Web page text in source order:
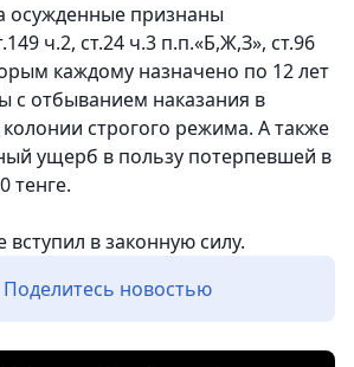
осужденные признаны
ч.2, ст.24 ч.3 п.п.«Б,Ж,З», ст.96
каждому назначено по 12 лет
с отбыванием наказания в
строгого режима. А также
ущерб в пользу потерпевшей в
тенге.
вступил в законную силу.
Поделитесь новостью